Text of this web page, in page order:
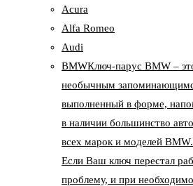
Acura
Alfa Romeo
Audi
BMWКлюч-парус BMW –
необычным
выполненный в форме,
в наличии большинство
всех марок и моделей
Если Ваш ключ перестал
проблему, и при